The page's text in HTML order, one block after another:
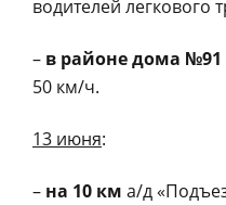
водителей легкового
– в районе дома №91
50 км/ч.
13 июня:
– на 10 км а/д